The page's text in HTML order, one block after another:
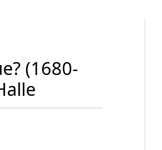
(1680-